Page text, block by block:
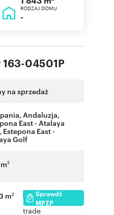
RODZAJ DOMU
-
163-04501P
na sprzedaż
, Andaluzja,
East - Atalaya
, Estepona East -
Golf
2
m2
Sprawdź
MPZP